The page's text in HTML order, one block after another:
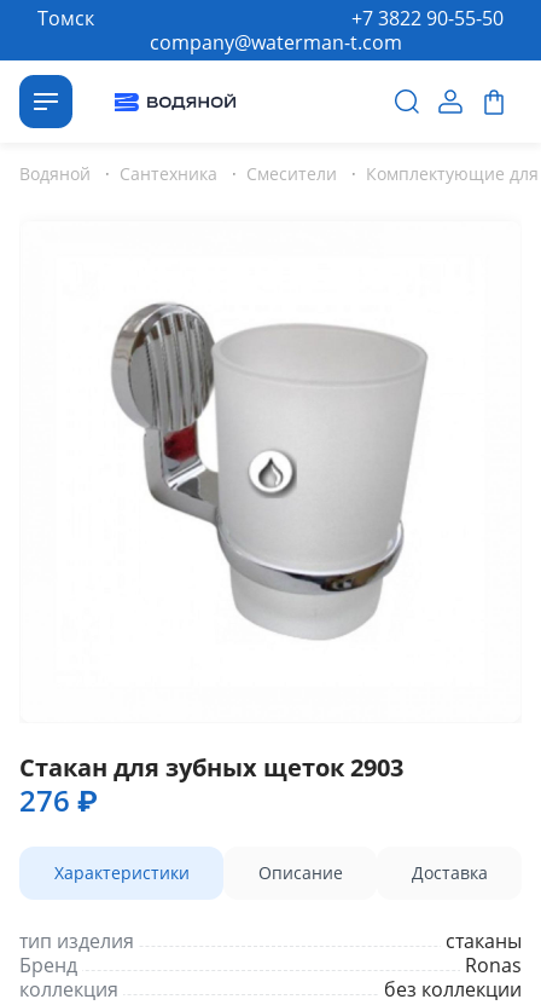
Томск
company@waterman-t.com
+7 3822 90-55-50
Водяной · Сантехника · Смесители · Комплектующие для
Стакан для зубных щеток 2903
276 ₽
Характеристики Описание Доставка
тип изделия
стаканы
Бренд
Ronas
коллекция
без коллекции